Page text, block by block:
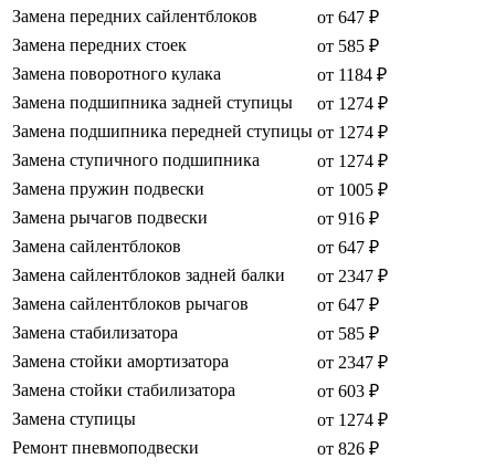
Замена передних сайлентблоков
от 647 ₽
Замена передних стоек
от 585 ₽
Замена поворотного кулака
от 1184 ₽
Замена подшипника задней ступицы
от 1274 ₽
Замена подшипника передней ступицы от 1274 ₽
Замена ступичного подшипника
от 1274 ₽
Замена пружин подвески
от 1005 ₽
Замена рычагов подвески
от 916 ₽
Замена сайлентблоков
от 647 ₽
Замена сайлентблоков задней балки
от 2347 ₽
Замена сайлентблоков рычагов
от 647 ₽
Замена стабилизатора
от 585 ₽
Замена стойки амортизатора
от 2347 ₽
Замена стойки стабилизатора
от 603 ₽
Замена ступицы
от 1274 ₽
Ремонт пневмоподвески
от 826 ₽